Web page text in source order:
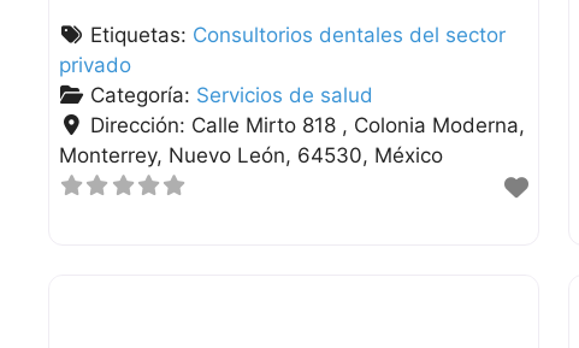
Etiquetas: Consultorios dentales del sector
privado
Categoría: Servicios de salud
Dirección: Calle Mirto 818 , Colonia Moderna
Monterrey Nuevo León 64530 México